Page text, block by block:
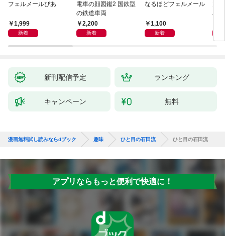
フェルメールぴあ
1,999
新着
電車の顔図鑑2 国鉄型
の鉄道車両
2,200
新着
なるほどフェルメール
1,100
新着
ハ
新刊配信予定 ランキング
キャンペーン 無料
漫画無料試し読みならdブック 趣味 ひと目の石田流 ひと目の石田流
アプリならもっと便利で快適に！